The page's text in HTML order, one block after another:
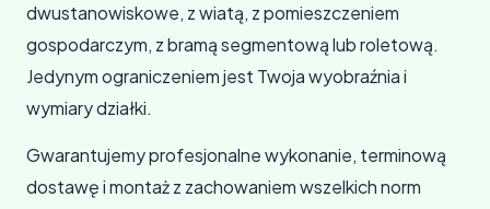
dwustanowiskowe, z wiatą, z pomieszczeniem
gospodarczym, z bramą segmentową lub roletową.
Jedynym ograniczeniem jest Twoja wyobraźnia i
wymiary działki.
Gwarantujemy profesjonalne wykonanie, terminową
dostawę i montaż z zachowaniem wszelkich norm